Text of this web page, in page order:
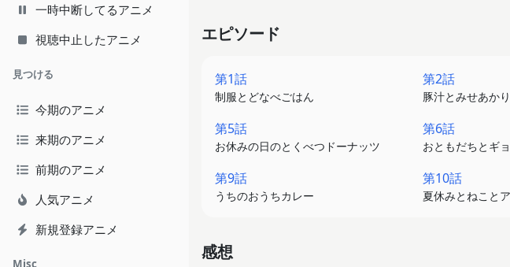
一時中断してるアニメ
視聴中止したアニメ
見つける
今期のアニメ
来期のアニメ
前期のアニメ
人気アニメ
新規登録アニメ
Misc
エピソード
第1話
制服とどなべごはん
第2話
豚汁とみせあかり
第5話
お休みの日のとくべつドーナッツ
第6話
おともだちとギ
第9話
うちのおうちカレー
第10話
夏休みとねこと
感想